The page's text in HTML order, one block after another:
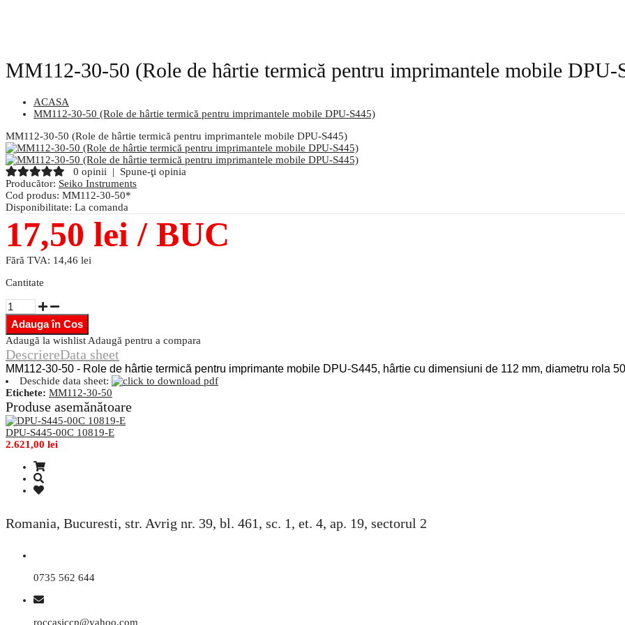
MM112-30-50 (Role de hârtie termică pentru imprimantele mobile DPU-
ACASA
MM112-30-50 (Role de hârtie termică pentru imprimantele mobile DPU-S445)
MM112-30-50 (Role de hârtie termică pentru imprimantele mobile DPU-S445)
0 opinii | Spune-ţi opinia
Producător: Seiko Instruments
Cod produs: MM112-30-50*
Disponibilitate: La comanda
17,50 lei / BUC
Fără TVA: 14,46 lei
Cantitate
Adaugă la wishlist Adaugă pentru a compara
DescriereData sheet
MM112-30-50 - Role de hârtie termică pentru imprimante mobile DPU-S445, hârtie cu dimensiuni de 112 mm, diametru rola
Deschide data sheet:
Etichete: MM112-30-50
Produse asemănătoare
DPU-S445-00C 10819-E
2.621,00 lei
Romania, Bucuresti, str. Avrig nr. 39, bl. 461, sc. 1, et. 4, ap. 19, sectorul 2
0735 562 644
roccasiccp@yahoo.com